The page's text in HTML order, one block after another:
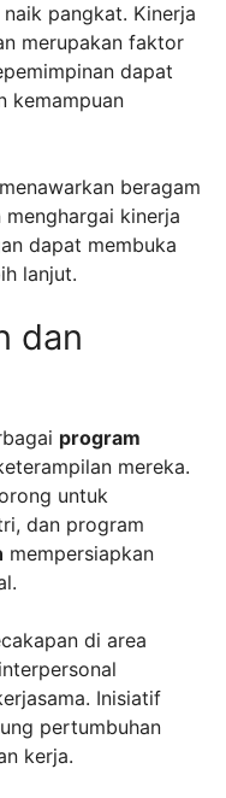
pangkat. Kinerja
merupakan faktor
dapat
kemampuan
beragam
kinerja
dapat membuka
lanjut.
dan
program
mereka.
untuk
dan program
mempersiapkan
di area
Inisiatif
pertumbuhan
kerja.